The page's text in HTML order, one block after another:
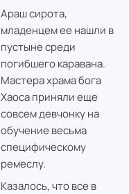
Араш сирота,
младенцем ее нашли в
пустыне среди
погибшего каравана.
Мастера храма бога
Хаоса приняли еще
совсем девчонку на
обучение весьма
специфическому
ремеслу.
Казалось, что все в